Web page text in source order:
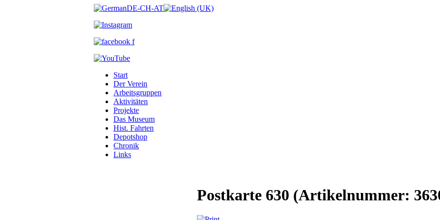
Start
Der Verein
Arbeitsgruppen
Aktivitäten
Projekte
Das Museum
Hist. Fahrten
Depotshop
Chronik
Links
Postkarte 630 (Artikelnummer: